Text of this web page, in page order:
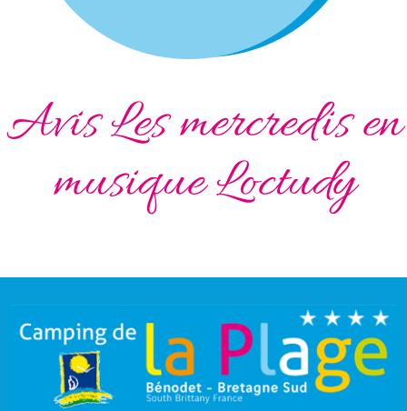
Avis Les mercredis en
musique Loctudy